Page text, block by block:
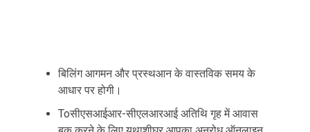
बिलिंग आगमन और प्रस्थआन के वास्तविक समय के
आधार पर होगी।
Toसीएसआईआर-सीएलआरआई अतिथि गृह में आवास